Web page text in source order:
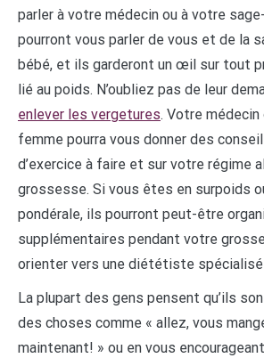
parler à votre médecin ou à votre
pourront vous parler de vous et de la
bébé, et ils garderont un œil sur tout
lié au poids. N’oubliez pas de leur
enlever les vergetures. Votre
femme pourra vous donner des
d’exercice à faire et sur votre régime
grossesse. Si vous êtes en surpoids
pondérale, ils pourront peut-être
supplémentaires pendant votre
orienter vers une diététiste
La plupart des gens pensent qu’ils
des choses comme « allez, vous
maintenant! » ou en vous